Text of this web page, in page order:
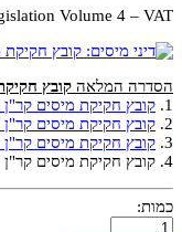
Volume 4 – VAT
הסדרה המלאה קובץ
1. קובץ חקיקת מיסים
2. קובץ חקיקת מיסים
3. קובץ חקיקת מיסים קר"ן
4. קובץ חקיקת מיסים קר"ן ד – מס ערך מוסף
כמות: